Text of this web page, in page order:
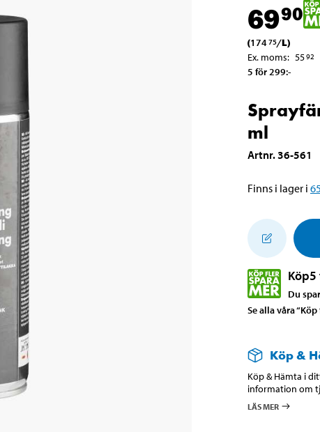
6990
(17475/L)
Ex. moms: 5592
5 för 299:-
ml
Artnr.36-561
Finns i lager i
Köp5
Du
Se alla våra
Köp &
Köp & Hämta i
information om
LÄS MER